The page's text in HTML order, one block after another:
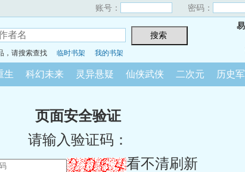
账号： 密码：
，请搜索查找 临时书架 我的书架
生 科幻未来 灵异悬疑 仙侠武侠 二次元 历史
页面安全验证
请输入验证码：
看不清刷新